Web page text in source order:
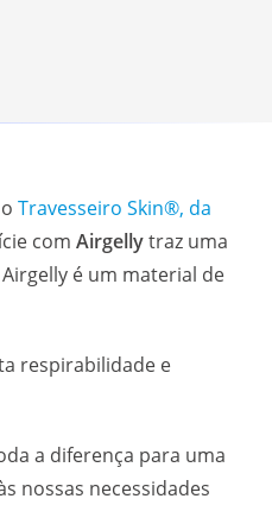
Travesseiro Skin®, da
com Airgellytraz uma
é um material de
respirabilidade e
a diferença para uma
nossas necessidades